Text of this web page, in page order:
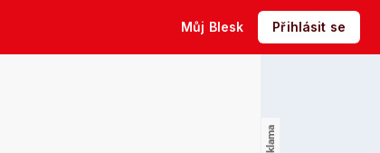
Můj Blesk Přihlásit se